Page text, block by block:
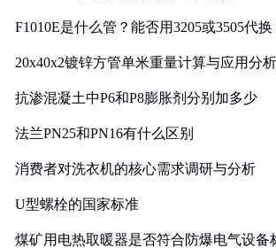
F1010E是什么管？能否用3205或3505代换
20x40x2镀锌方管单米重量计算与应用分析
抗渗混凝土中P6和P8膨胀剂分别加多少
法兰PN25和PN16有什么区别
消费者对洗衣机的核心需求调研与分析
U型螺栓的国家标准
煤矿用电热取暖器是否符合防爆电气设备